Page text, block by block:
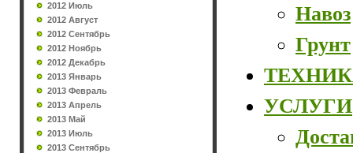
2012 Июль
2012 Август
2012 Сентябрь
2012 Ноябрь
2012 Декабрь
2013 Январь
2013 Февраль
2013 Апрель
2013 Май
2013 Июль
2013 Сентябрь
Навоз
Грунт
УСЛУГИ